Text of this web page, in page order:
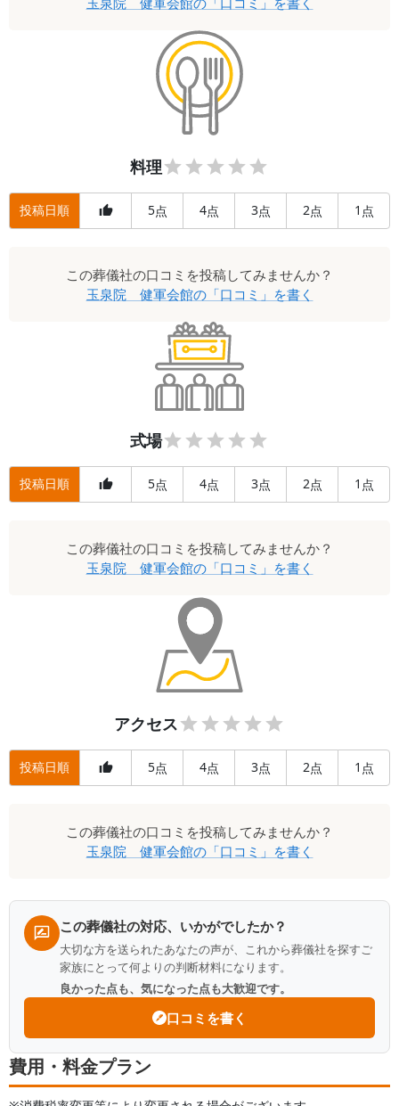
料理
投稿日順 5点 4点 3点 2点 1 点
この葬儀社の口コミを投稿してみませんか？
玉泉院 健軍会館の「口コミ」を書く
式場
投稿日順 5点 4点 3点 2点 1 点
この葬儀社の口コミを投稿してみませんか？
玉泉院 健軍会館の「口コミ」を書く
アクセス
投稿日順 5点 4点 3点 2点 1 点
この葬儀社の口コミを投稿してみませんか？
玉泉院 健軍会館の「口コミ」を書く
この葬儀社の対応、いかがでしたか？
大切な方を送られたあなたの声が、これから葬儀社を探すご
家族にとって何よりの判断材料になります。
良かった点も、気になった点も大歓迎です。
口コミを書く
費用・料金プラン